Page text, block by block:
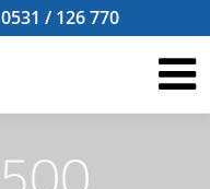
0531 / 126 770